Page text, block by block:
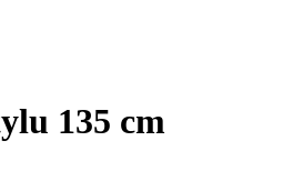
135 cm